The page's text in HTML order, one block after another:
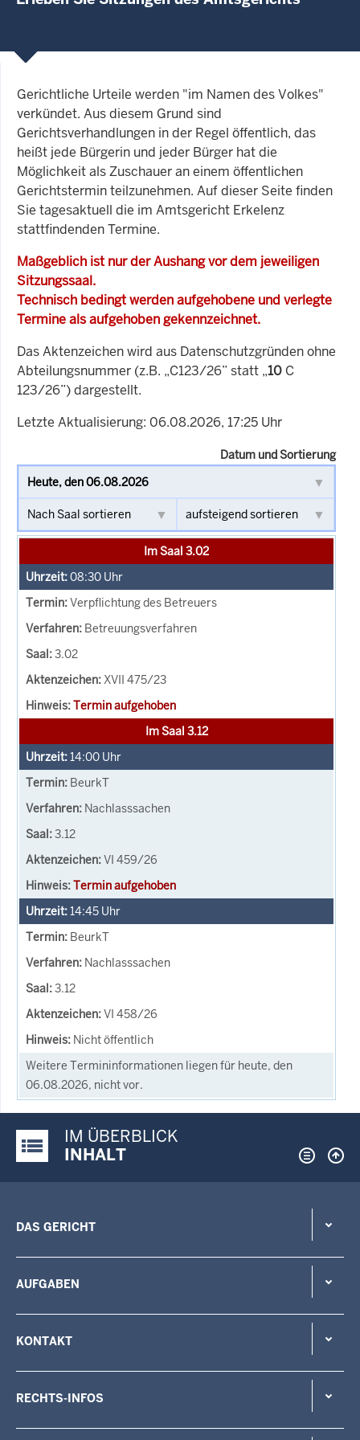
Gerichtliche Urteile werden "im Namen des Volkes"
verkündet. Aus diesem Grund sind
Gerichtsverhandlungen in der Regel öffentlich, das
heißt jede Bürgerin und jeder Bürger hat die
Möglichkeit als Zuschauer an einem öffentlichen
Gerichtstermin teilzunehmen. Auf dieser Seite finden
Sie tagesaktuell die im Amtsgericht Erkelenz
stattfindenden Termine.
Maßgeblich ist nur der Aushang vor dem jeweiligen
Sitzungssaal.
Technisch bedingt werden aufgehobene und verlegte
Termine als aufgehoben gekennzeichnet.
Das Aktenzeichen wird aus Datenschutzgründen ohne
Abteilungsnummer (z.B. „C123/26” statt „10 C
123/26”) dargestellt.
Letzte Aktualisierung: 06.08.2026, 17:25 Uhr
Datum und Sortierung
Im Saal 3.02
08:30 Uhr
Verpflichtung des Betreuers
Betreuungsverfahren
3.02
XVII 475/23
Termin aufgehoben
Im Saal 3.12
14:00 Uhr
BeurkT
Nachlasssachen
3.12
VI 459/26
Termin aufgehoben
14:45 Uhr
BeurkT
Nachlasssachen
3.12
VI 458/26
Nicht öffentlich
Weitere Termininformationen liegen für heute, den
06.08.2026, nicht vor.
Justiz-Portal im Überblick:
IM ÜBERBLICK
INHALT
DAS GERICHT
AUFGABEN
KONTAKT
RECHTS-INFOS